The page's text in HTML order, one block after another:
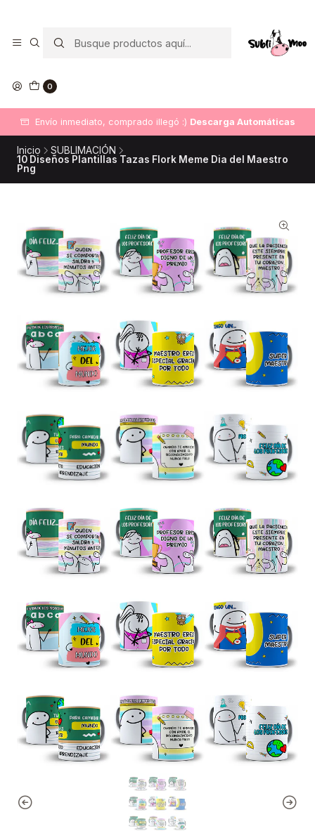
0
Envío inmediato, comprado illegó :) Descarga Automáticas
Inicio
SUBLIMACIÓN
10 Diseños Plantillas Tazas Flork Meme Dia del Maestro
Png